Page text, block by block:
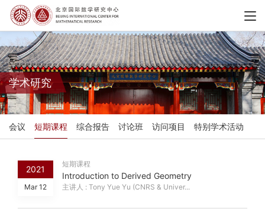
学术研究
会议 短期课程 综合报告 讨论班 访问项目 特别学术活动
2021
Mar 12
短期课程
Introduction to Derived Geometry
主讲人 : Tony Yue Yu (CNRS & Univer...